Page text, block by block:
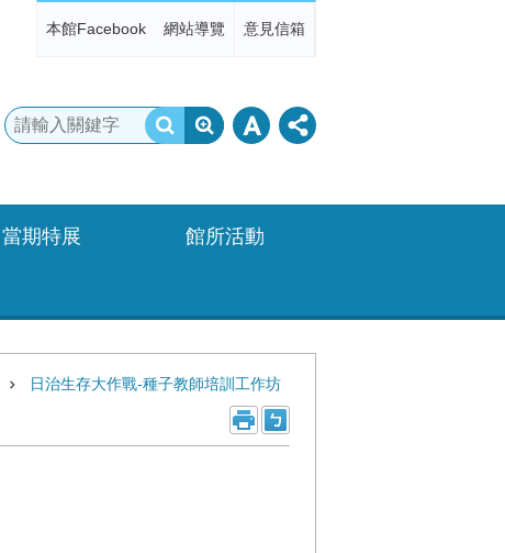
本館Facebook 網站導覽 意見信箱
當期特展 館所活動
日治生存大作戰-種子教師培訓工作坊